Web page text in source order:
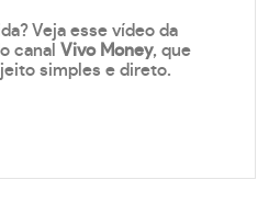
Veja esse vídeo da
canalVivo Money, que
simples e direto.